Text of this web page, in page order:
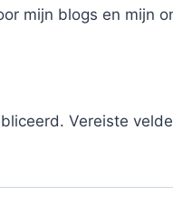
mijn blogs en mijn
Vereiste